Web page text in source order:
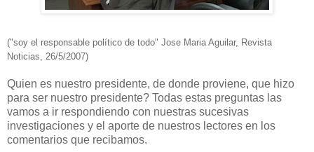
("soy el responsable político de todo" Jose Maria Aguilar, Revista
Noticias, 26/5/2007)
Quien es nuestro presidente, de donde proviene, que hizo
para ser nuestro presidente? Todas estas preguntas las
vamos a ir respondiendo con nuestras sucesivas
investigaciones y el aporte de nuestros lectores en los
comentarios que recibamos.